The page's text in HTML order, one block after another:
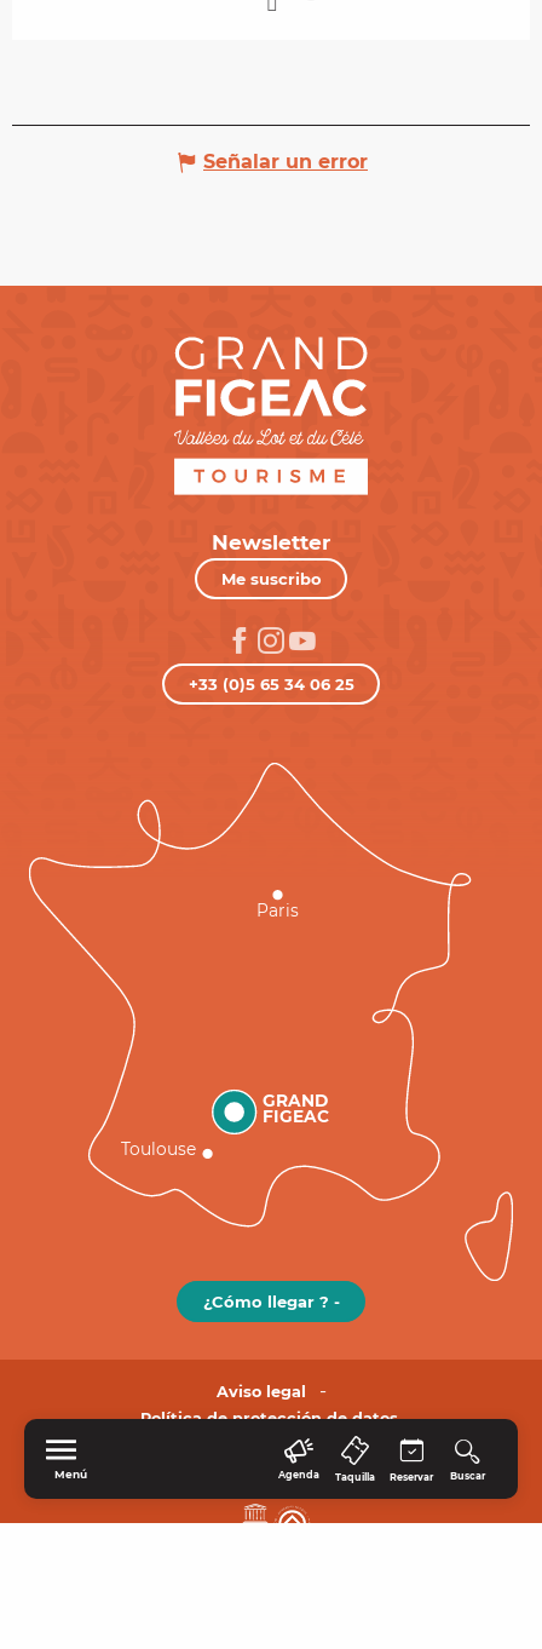
Menú Agenda Taquilla Reservar Buscar
Señalar un error
Newsletter
Me suscribo
+33 (0)5 65 34 06 25
GRAND
FIGEAC
Toulouse
Paris
¿Cómo llegar ? -
Aviso legal
Política de protección de datos.